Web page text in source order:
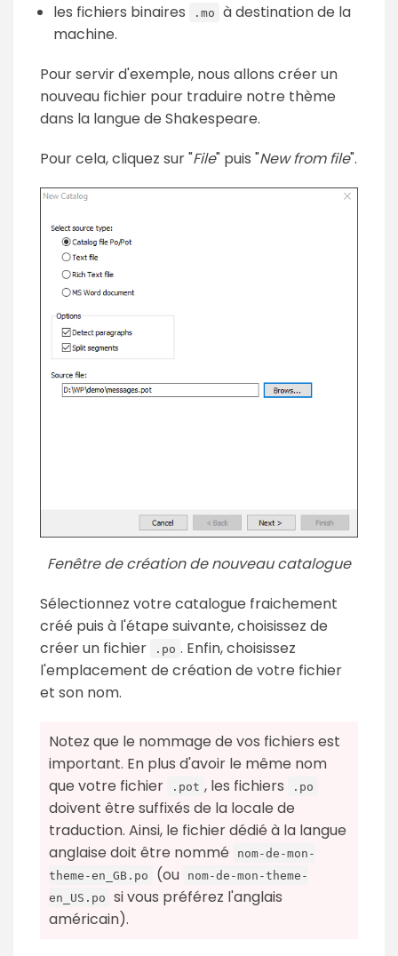
les fichiers binaires
.mo
à destination de la
machine.
Pour servir d'exemple, nous allons créer un
nouveau fichier pour traduire notre thème
dans la langue de Shakespeare.
Pour cela, cliquez sur "File" puis "New from file".
Fenêtre de création de nouveau catalogue
Sélectionnez votre catalogue fraichement
créé puis à l'étape suivante, choisissez de
créer un fichier
.po . Enfin, choisissez
l'emplacement de création de votre fichier
et son nom.
Notez que le nommage de vos fichiers est
important. En plus d'avoir le même nom
que votre fichier
.pot , les fichiers .po
doivent être suffixés de la locale de
traduction. Ainsi, le fichier dédié à la langue
anglaise doit être nommé
nom-de-mon-
theme-en_GB.po
(ou
nom-de-mon-theme-
en_US.po
si vous préférez l'anglais
américain).